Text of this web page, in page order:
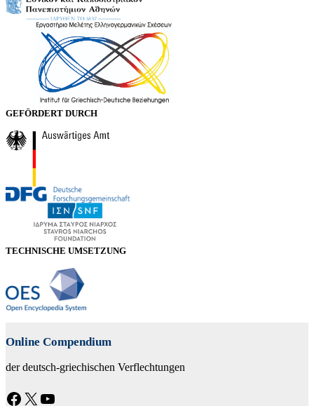
GEFÖRDERT DURCH
TECHNISCHE UMSETZUNG
Online Compendium
der deutsch-griechischen Verflechtungen
Facebook X YouTube